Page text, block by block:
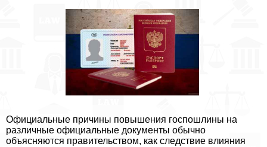
Официальные причины повышения госпошлины на
различные официальные документы обычно
объясняются правительством, как следствие влияния